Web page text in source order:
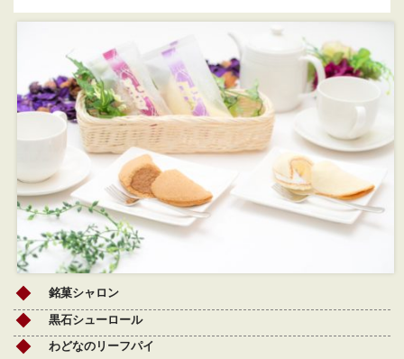
銘菓シャロン
黒石シューロール
わどなのリーフパイ